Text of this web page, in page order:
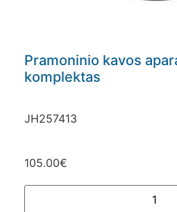
Pramoninio kavos
komplektas
JH257413
105.00€